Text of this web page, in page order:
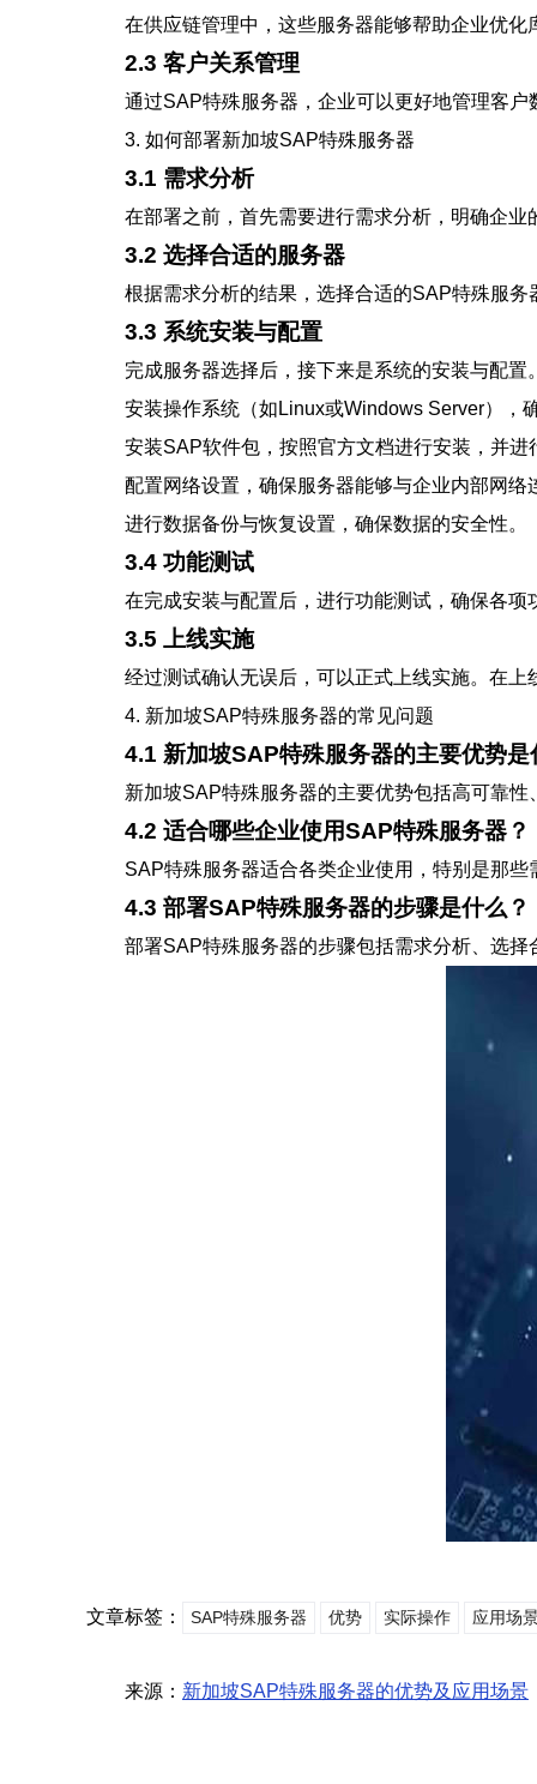
在供应链管理中，这些服务器能够帮助企业优
2.3 客户关系管理
通过SAP特殊服务器，企业可以更好地管理客
3. 如何部署新加坡SAP特殊服务器
3.1 需求分析
在部署之前，首先需要进行需求分析，明确企
3.2 选择合适的服务器
根据需求分析的结果，选择合适的SAP特殊服
3.3 系统安装与配置
完成服务器选择后，接下来是系统的安装与配置
安装操作系统（如Linux或Windows Server），
安装SAP软件包，按照官方文档进行安装，并进
配置网络设置，确保服务器能够与企业内部网络
进行数据备份与恢复设置，确保数据的安全性。
3.4 功能测试
在完成安装与配置后，进行功能测试，确保各
3.5 上线实施
经过测试确认无误后，可以正式上线实施。在
4. 新加坡SAP特殊服务器的常见问题
4.1 新加坡SAP特殊服务器的主要优势是
新加坡SAP特殊服务器的主要优势包括高可靠
4.2 适合哪些企业使用SAP特殊服务器？
SAP特殊服务器适合各类企业使用，特别是那
4.3 部署SAP特殊服务器的步骤是什么？
部署SAP特殊服务器的步骤包括需求分析、选
文章标签： SAP特殊服务器 优势 实际操作 应用场
来源： 新加坡SAP特殊服务器的优势及应用场景